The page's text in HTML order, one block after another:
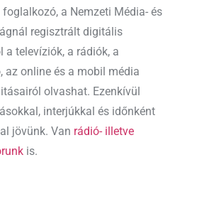
a Nemzeti Média- és
regisztrált digitális
a televíziók, a rádiók, a
az online és a mobil média
olvashat. Ezenkívül
interjúkkal és időnként
jövünk. Van rádió- illetve
is.